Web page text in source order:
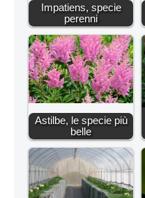
Impatiens, specie
perenni
Astilbe, le specie più
belle